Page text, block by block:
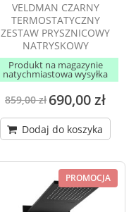
VELDMAN CZARNY
TERMOSTATYCZNY
ZESTAW PRYSZNICOWY
NATRYSKOWY
Produkt na magazynie
natychmiastowa wysyłka
859,00 zł 690,00 zł
Dodaj do koszyka
PROMOCJA